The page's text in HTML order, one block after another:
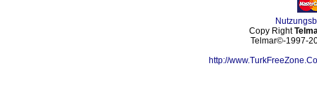
Copy Right
Telmar©-1997-
http://